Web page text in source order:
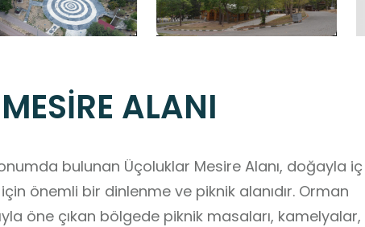
ALANI
bulunan Üçoluklar Mesire Alanı, doğayla iç
önemli bir dinlenme ve piknik alanıdır. Orman
öne çıkan bölgede piknik masaları, kamelyalar,